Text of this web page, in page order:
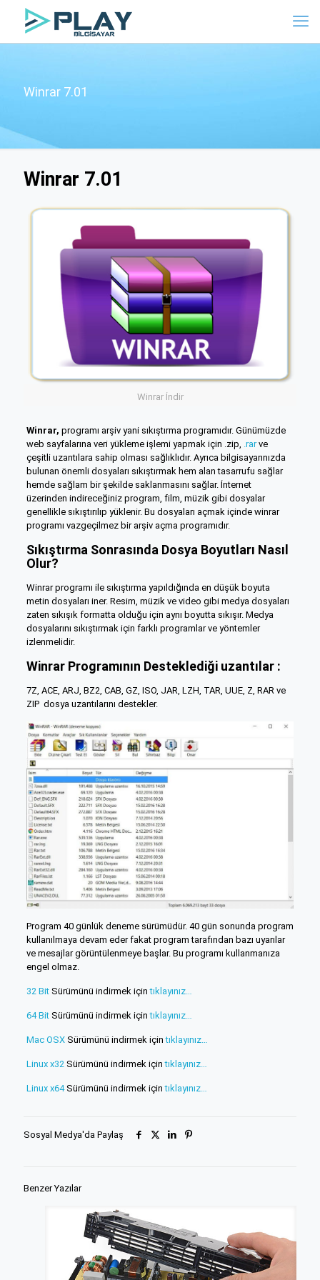
Winrar 7.01
Winrar 7.01
Winrar İndir
Winrar, programı arşiv yani sıkıştırma programıdır. Günümüzde
web sayfalarına veri yükleme işlemi yapmak için .zip,
.rarve
çeşitli uzantılara sahip olması sağlıklıdır. Ayrıca bilgisayarınızda
bulunan önemli dosyaları sıkıştırmak hem alan tasarrufu sağlar
hemde sağlam bir şekilde saklanmasını sağlar. İnternet
üzerinden indireceğiniz program, film, müzik gibi dosyalar
genellikle sıkıştırılıp yüklenir. Bu dosyaları açmak içinde winrar
programı vazgeçilmez bir arşiv açma programıdır.
Sıkıştırma Sonrasında Dosya Boyutları Nasıl
Olur?
Winrar programı ile sıkıştırma yapıldığında en düşük boyuta
metin dosyaları iner. Resim, müzik ve video gibi medya dosyaları
zaten sıkışık formatta olduğu için aynı boyutta sıkışır. Medya
dosyalarını sıkıştırmak için farklı programlar ve yöntemler
izlenmelidir.
Winrar Programının Desteklediği uzantılar :
7Z, ACE, ARJ, BZ2, CAB, GZ, ISO, JAR, LZH, TAR, UUE, Z, RAR ve
ZIP dosya uzantılarını destekler.
Program 40 günlük deneme sürümüdür. 40 gün sonunda program
kullanılmaya devam eder fakat program tarafından bazı uyarılar
ve mesajlar görüntülenmeye başlar. Bu programı kullanmanıza
engel olmaz.
32 BitSürümünü indirmek içintıklayınız…
64 BitSürümünü indirmek içintıklayınız…
Mac OSXSürümünü indirmek içintıklayınız…
Linux x32 Sürümünü indirmek içintıklayınız…
Linux x64Sürümünü indirmek içintıklayınız…
Sosyal Medya'da Paylaş
Benzer Yazılar